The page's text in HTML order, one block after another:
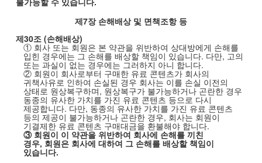
제7장 손해배상 및 면책조항 등
제30조(손해배상)
① 회사 또는 회원은 본 약관을 위반하여 상대방에게 손해를
입힌 경우에는 그 손해를 배상할 책임이 있습니다. 다만, 고의
또는 과실이 없는 경우에는 그러하지 아니 합니다.
② 회원이 회사로부터 구매한 유료 콘텐츠가 회사의
귀책사유로 인하여 손실된 경우 회사는 이를 손실 이전의
상태로 원상복구하며, 원상복구가 불가능하거나 곤란한 경우
동종의 유사한 가치를 가진 유료 콘텐츠 등으로 다시
제공합니다. 다만, 동종의 유사한 가치를 가진 유료 콘텐츠
등의 제공이 불가능하거나 곤란한 경우, 회사는 회원이
기결제한 유료 콘텐츠 구매대금을 환불해야 합니다.
③ 회원이 이 약관을 위반하여 회사에 손해를 끼친
경우, 회원은 회사에 대하여 그 손해를 배상할 책임이
있습니다.